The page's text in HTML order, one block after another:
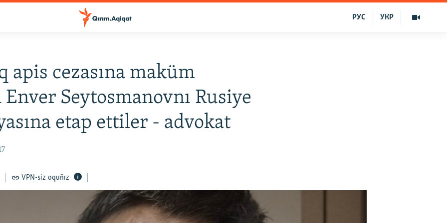
УКР
РУС
apis cezasına maküm
Seytosmanovnı Rusiye
etap ettiler - advokat
VPN-siz oquñız